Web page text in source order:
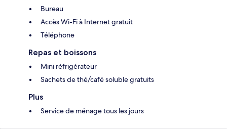
Bureau
Accès Wi-Fi à Internet gratuit
Téléphone
Repas et boissons
Mini réfrigérateur
Sachets de thé/café soluble gratuits
Plus
Service de ménage tous les jours